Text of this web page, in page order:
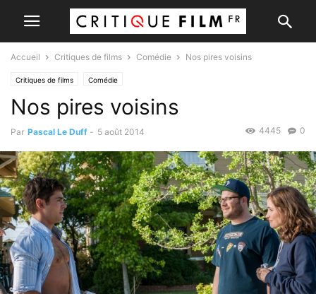
Accueil Critiques de films Comédie Nos pires voisins
Critiques de films Comédie
Nos pires voisins
Par Pascal Le Duff - 5 août 2014 0
4445